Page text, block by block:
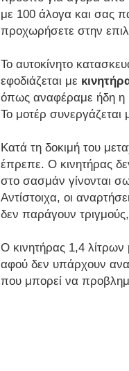
με 100 άλογα και σας
προχωρήσετε στην
Το αυτοκίνητο
εφοδιάζεται με
όπως αναφέραμε ήδη η
Το μοτέρ συνεργάζεται
Κατά τη δοκιμή του
έπρεπε. Ο κινητήρας
στο σασμάν γίνονται
Αντίστοιχα, οι
δεν παράγουν
Ο κινητήρας 1,4 λίτρων
αφού δεν υπάρχουν
που μπορεί να